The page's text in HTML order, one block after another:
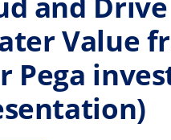
Value
Pega